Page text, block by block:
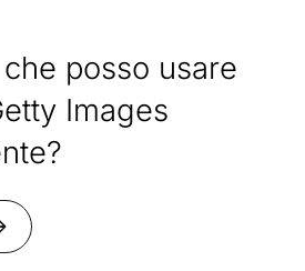
posso usare
Images